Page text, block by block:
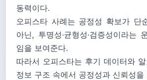
동력이다.
오피스타 사례는 공정성 확보가 단
아닌, 투명성·균형성·검증성이라는
임을 보여준다.
따라서 오피스타는 후기 데이터와
정보 구조 속에서 공정성과 신뢰성을